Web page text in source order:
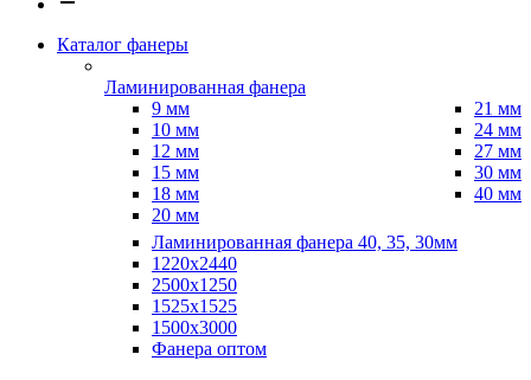
Каталог фанеры
Ламинированная фанера
9 мм
10 мм
12 мм
15 мм
18 мм
20 мм
21 мм
24 мм
27 мм
30 мм
40 мм
Ламинированная фанера 40, 35, 30мм
1220x2440
2500x1250
1525x1525
1500x3000
Фанера оптом